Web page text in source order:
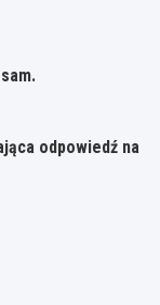
odpowiedź na